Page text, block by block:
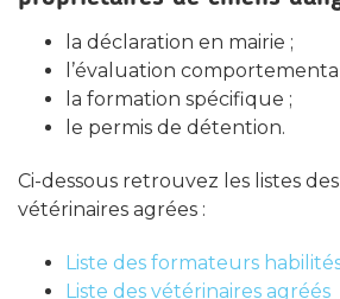
la déclaration en mairie ;
l’évaluation
la formation spécifique ;
le permis de détention.
Ci-dessous retrouvez les listes
vétérinaires agrées :
Liste des formateurs
Liste des vétérinaires agréés